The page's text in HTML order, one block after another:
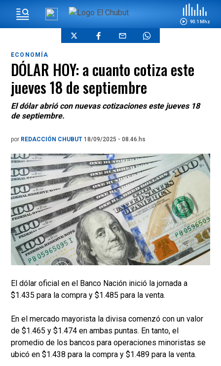
90.1 Mhz
ECONOMÍA
DÓLAR HOY: a cuanto cotiza este
jueves 18 de septiembre
El dólar abrió con nuevas cotizaciones este jueves 18
de septiembre.
por REDACCIÓN CHUBUT 18/09/2025 - 08.46.hs
El dólar oficial en el Banco Nación inició la jornada a
$1.435 para la compra y $1.485 para la venta.
En el mercado mayorista la divisa comenzó con un valor
de $1.465 y $1.474 en ambas puntas. En tanto, el
promedio de los bancos para operaciones minoristas se
ubicó en $1.438 para la compra y $1.489 para la venta.